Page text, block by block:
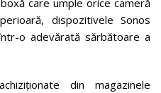
dispozitivele Sonos
o adevărată sărbătoare a
din magazinele